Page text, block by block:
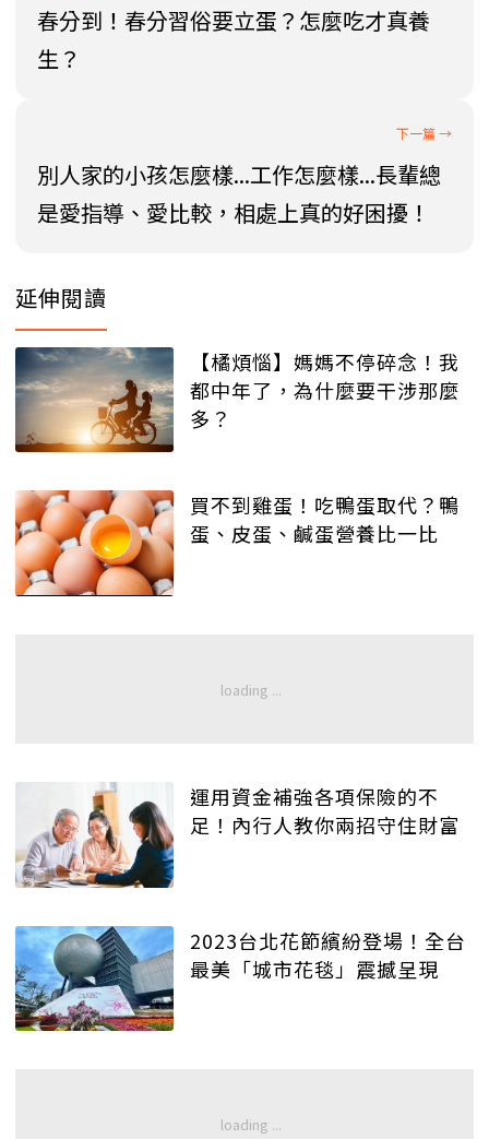
春分到！春分習俗要立蛋？怎麼吃才真養
生？
別人家的小孩怎麼樣...工作怎麼樣...長輩總
是愛指導、愛比較，相處上真的好困擾！
延伸閱讀
【橘煩惱】媽媽不停碎念！我
都中年了，為什麼要干涉那麼
多？
買不到雞蛋！吃鴨蛋取代？鴨
蛋、皮蛋、鹹蛋營養比一比
運用資金補強各項保險的不
足！內行人教你兩招守住財富
2023台北花節繽紛登場！全台
最美「城市花毯」震撼呈現